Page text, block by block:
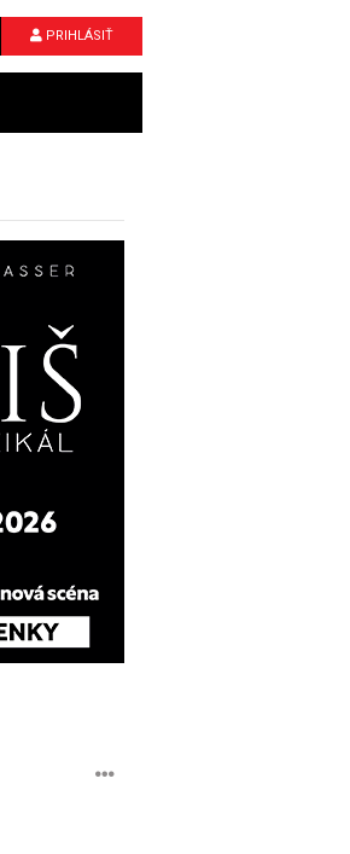
PRIHLÁSIŤ